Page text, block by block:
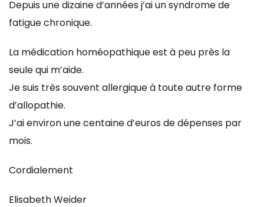
Depuis une dizaine d’années j’ai un syndrome de
fatigue chronique.
La médication homéopathique est à peu près la
seule qui m’aide.
Je suis très souvent allergique à toute autre forme
d’allopathie.
J’ai environ une centaine d’euros de dépenses par
mois.
Cordialement
Elisabeth Weider